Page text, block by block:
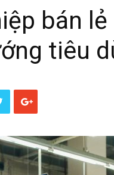
bán lẻ
tiêu